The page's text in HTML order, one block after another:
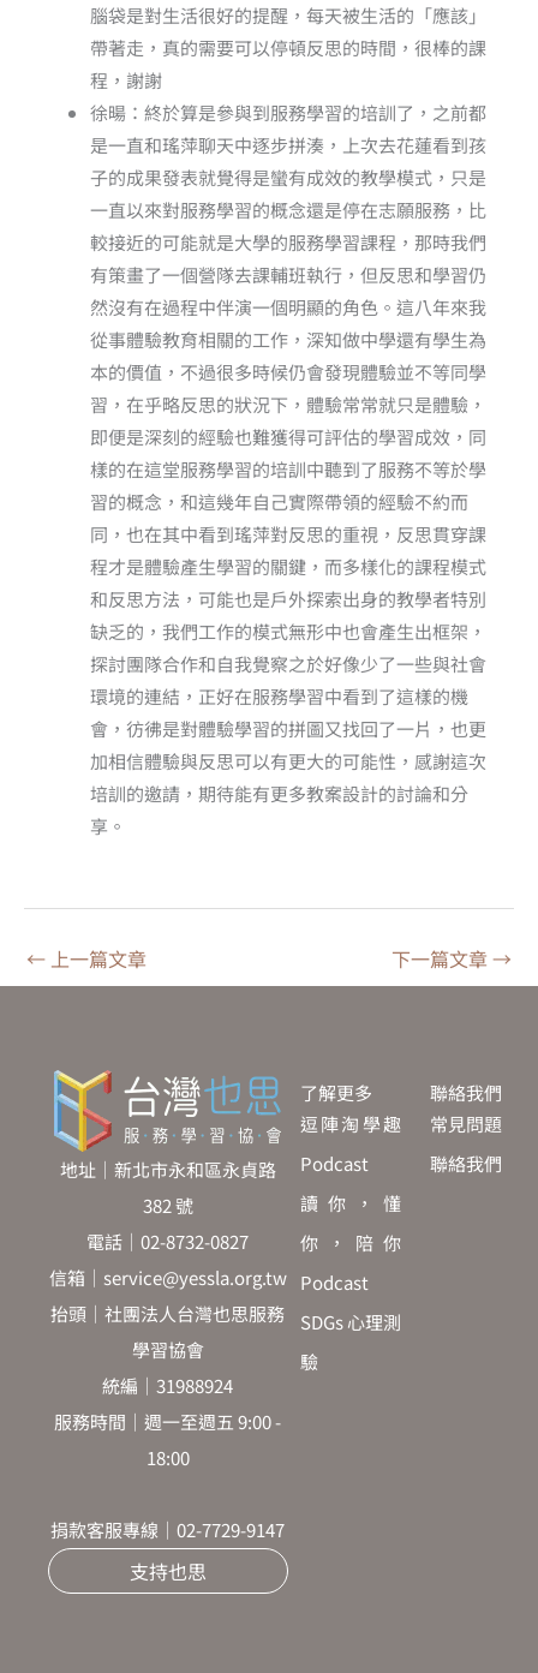
腦袋是對生活很好的提醒，每天被生活的「應該」
帶著走，真的需要可以停頓反思的時間，很棒的課
程，謝謝
徐暘：終於算是參與到服務學習的培訓了，之前都
是一直和瑤萍聊天中逐步拼湊，上次去花蓮看到孩
子的成果發表就覺得是蠻有成效的教學模式，只是
一直以來對服務學習的概念還是停在志願服務，比
較接近的可能就是大學的服務學習課程，那時我們
有策畫了一個營隊去課輔班執行，但反思和學習仍
然沒有在過程中伴演一個明顯的角色。這八年來我
從事體驗教育相關的工作，深知做中學還有學生為
本的價值，不過很多時候仍會發現體驗並不等同學
習，在乎略反思的狀況下，體驗常常就只是體驗，
即便是深刻的經驗也難獲得可評估的學習成效，同
樣的在這堂服務學習的培訓中聽到了服務不等於學
習的概念，和這幾年自己實際帶領的經驗不約而
同，也在其中看到瑤萍對反思的重視，反思貫穿課
程才是體驗產生學習的關鍵，而多樣化的課程模式
和反思方法，可能也是戶外探索出身的教學者特別
缺乏的，我們工作的模式無形中也會產生出框架，
探討團隊合作和自我覺察之於好像少了一些與社會
環境的連結，正好在服務學習中看到了這樣的機
會，彷彿是對體驗學習的拼圖又找回了一片，也更
加相信體驗與反思可以有更大的可能性，感謝這次
培訓的邀請，期待能有更多教案設計的討論和分
享。
← 上一篇文章 下一篇文章 →
了解更多
逗陣淘學趣
Podcast
讀你，懂
你，陪你
Podcast
SDGs 心理測
驗
地址｜新北市永和區永貞路
382 號
電話｜02-8732-0827
信箱｜service@yessla.org.tw
抬頭｜社團法人台灣也思服務
學習協會
統編｜31988924
服務時間｜週一至週五 9:00 -
18:00
捐款客服專線｜02-7729-9147
支持也思
聯絡我們
常見問題
聯絡我們